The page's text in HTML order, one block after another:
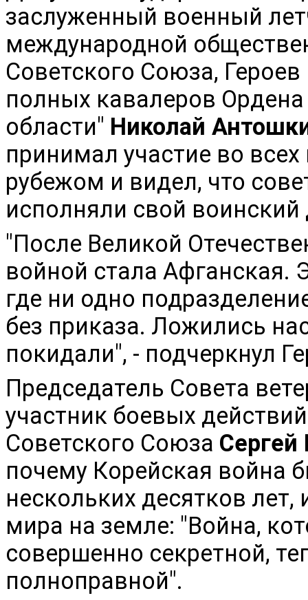
заслуженный военный
международной
Советского Союза,
полных кавалеров
области" Николай
принимал участие во
рубежом и видел, что
исполняли свой воинский
"После Великой
войной стала Афганская.
где ни одно
без приказа. Ложились
покидали", - подчеркнул
Председатель Совета
участник боевых
Советского Союза
почему Корейская война
нескольких десятков
мира на земле: "Война,
совершенно секретной,
полноправной".